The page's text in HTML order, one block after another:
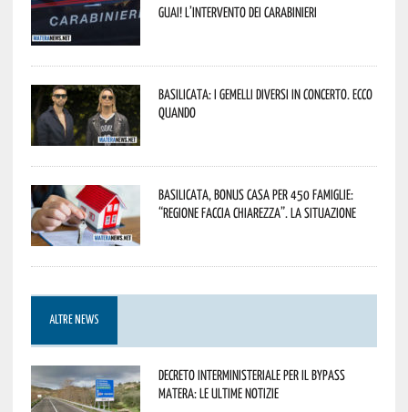
guai! L’intervento dei Carabinieri
Basilicata: i Gemelli DiVersi in concerto. Ecco
quando
Basilicata, Bonus casa per 450 famiglie:
“Regione faccia chiarezza”. La situazione
ALTRE NEWS
Decreto interministeriale per il Bypass
Matera: le ultime notizie